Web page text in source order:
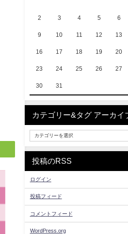
2 3 4 5 6
9 10 11 12 13
16 17 18 19 20
23 24 25 26 27
30 31
カテゴリー&タグ アーカイ
投稿のRSS
ログイン
投稿フィード
コメントフィード
WordPress.org